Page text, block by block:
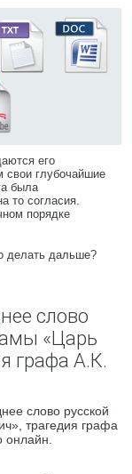
его
свои глубочайшие
была
то согласия.
порядке
делать дальше?
слово
«Царь
графа А.К.
слово русской
трагедия графа
онлайн.